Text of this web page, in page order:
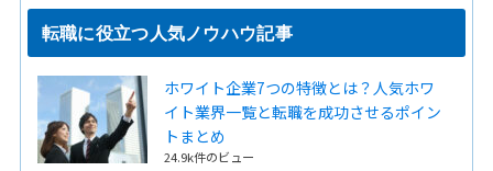
転職に役立つ人気ノウハウ記事
ホワイト企業7つの特徴とは？人気ホワ
イト業界一覧と転職を成功させるポイン
トまとめ
24.9k件のビュー